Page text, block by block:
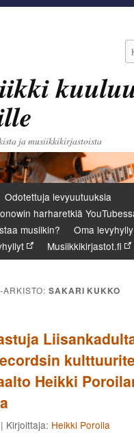
ja musiikkikirjastoista
Odotettuja levyuutuuksia
harharetkiä
musiikin?
Oma levyhylly
Musiikkikirjastot.fi
ARKISTO:SAKARI KUKKO
Heikki
| Kirjoittaja: Heikki Poroila